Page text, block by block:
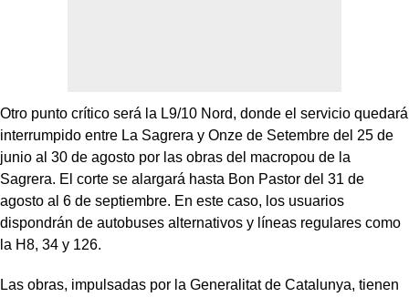
Otro punto crítico será la L9/10 Nord, donde el servicio quedará
interrumpido entre La Sagrera y Onze de Setembre del 25 de
junio al 30 de agosto por las obras del macropou de la
Sagrera. El corte se alargará hasta Bon Pastor del 31 de
agosto al 6 de septiembre. En este caso, los usuarios
dispondrán de autobuses alternativos y líneas regulares como
la H8, 34 y 126.
Las obras, impulsadas por la Generalitat de Catalunya, tienen